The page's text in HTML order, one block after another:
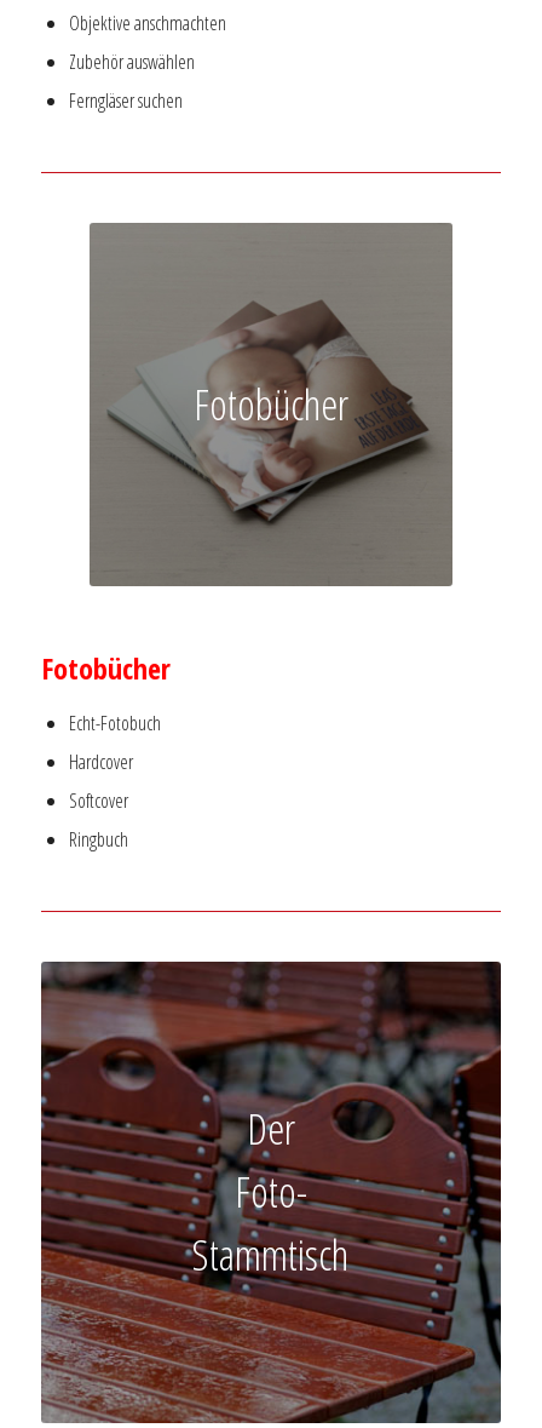
Objektive anschmachten
Zubehör auswählen
Ferngläser suchen
Fotobücher
Fotobücher
Echt-Fotobuch
Hardcover
Softcover
Ringbuch
Der
Foto-
Stammtisch